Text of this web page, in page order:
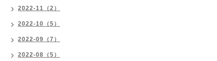
2022-11（2）
2022-10（5）
2022-09（7）
2022-08（5）